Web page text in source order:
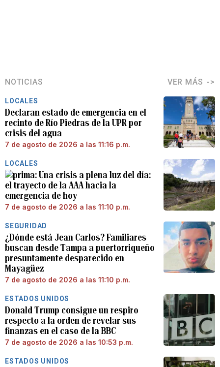
NOTICIAS VER MÁS
LOCALES
Declaran estado de emergencia en el
recinto de Río Piedras de la UPR por
crisis del agua
7 de agosto de 2026 a las 11:16 p.m.
LOCALES
Una crisis a plena luz del día:
el trayecto de la AAA hacia la
emergencia de hoy
7 de agosto de 2026 a las 11:10 p.m.
SEGURIDAD
¿Dónde está Jean Carlos? Familiares
buscan desde Tampa a puertorriqueño
presuntamente desparecido en
Mayagüez
7 de agosto de 2026 a las 11:10 p.m.
ESTADOS UNIDOS
Donald Trump consigue un respiro
respecto a la orden de revelar sus
finanzas en el caso de la BBC
7 de agosto de 2026 a las 10:53 p.m.
ESTADOS UNIDOS